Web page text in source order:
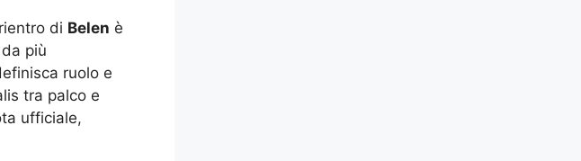
di Belen è
più
ruolo e
tra palco e
ufficiale,